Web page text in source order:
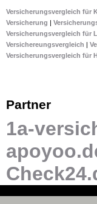
Versicherungsvergleich für
Versicherung |
Versicherungsvergleich für
Versichereungsvergleich |
Versicherungsvergleich für
Partner
1a-